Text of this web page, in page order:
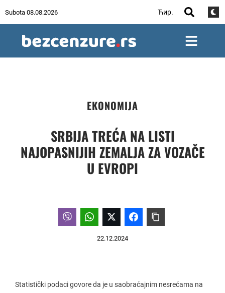
Subota 08.08.2026 Ћир.
EKONOMIJA
SRBIJA TREĆA NA LISTI
NAJOPASNIJIH ZEMALJA ZA VOZAČE
U EVROPI
22.12.2024
Statistički podaci govore da je u saobraćajnim nesrećama na